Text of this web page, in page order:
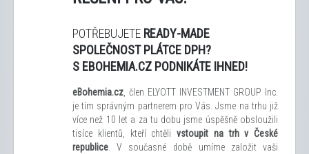
POTŘEBUJETE READY-MADE
SPOLEČNOST PLÁTCE DPH?
S EBOHEMIA.CZ PODNIKÁTE IHNED!
eBohemia.cz , člen ELYOTT INVESTMENT GROUP Inc.
je tím správným partnerem pro Vás. Jsme na trhu již
více než 10 let a za tu dobu jsme úspěšně obsloužili
tisíce klientů, kteří chtěli vstoupit na trh v České
republice . V současné době umíme založit vaši